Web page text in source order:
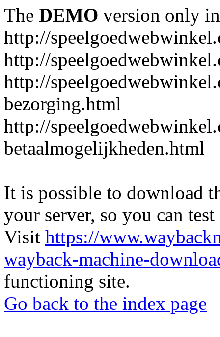
The DEMO version only
http://
http://
http://
bezorging.html
http://
betaalmogelijkheden.html
It is possible to download
your server, so you can
Visit https://
wayback-machine-
functioning site.
Go back to the index page